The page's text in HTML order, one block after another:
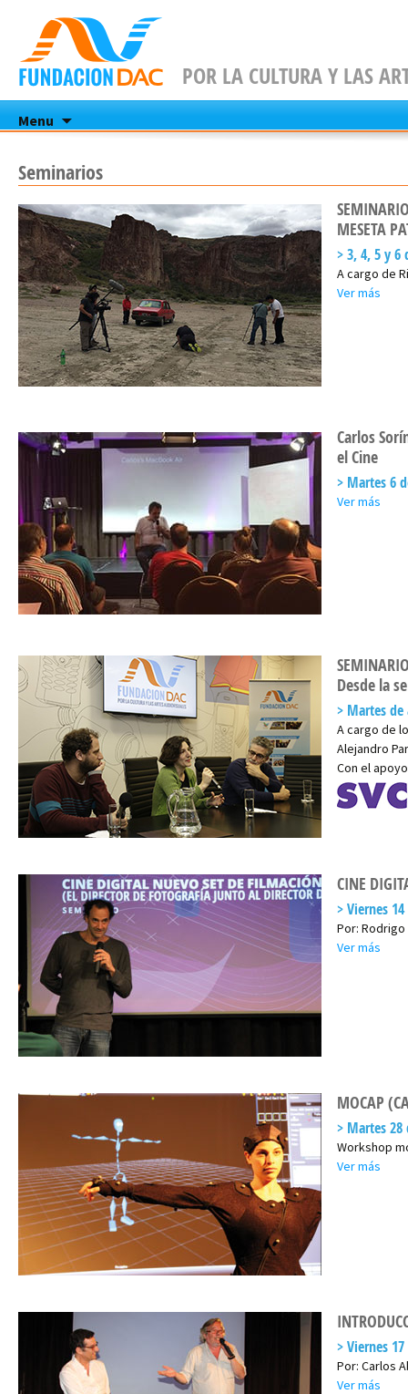
POR LA CULTURA Y LAS
Menu
Skip
to
Seminarios
MESETA
3, 4, 5 y 6
A cargo de
Ver más
Carlos
el Cine
Martes 6
Ver más
Desde la
Martes de
A cargo de
Alejandro
Con el
CINE
Viernes
Por:
Ver más
MOCAP
Martes 28
Workshop
Ver más
Viernes
Por: Carlos
Ver más